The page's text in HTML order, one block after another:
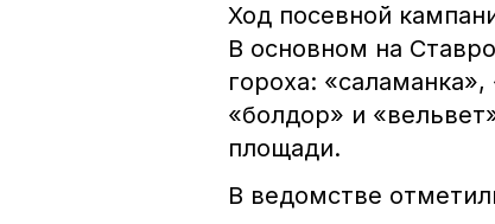
Ход посевной
В основном на
гороха:
«болдор» и
площади.
В ведомстве